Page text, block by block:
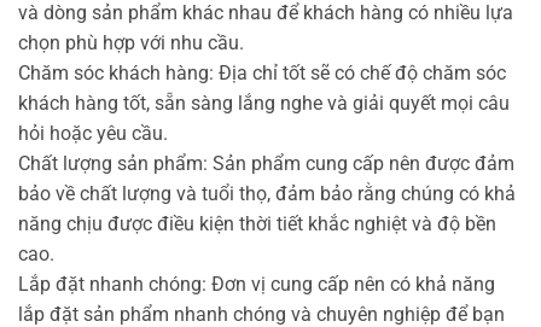
và dòng sản phẩm khác nhau để khách hàng có nhiều lựa
chọn phù hợp với nhu cầu.
Chăm sóc khách hàng: Địa chỉ tốt sẽ có chế độ chăm sóc
khách hàng tốt, sẵn sàng lắng nghe và giải quyết mọi câu
hỏi hoặc yêu cầu.
Chất lượng sản phẩm: Sản phẩm cung cấp nên được đảm
bảo về chất lượng và tuổi thọ, đảm bảo rằng chúng có khả
năng chịu được điều kiện thời tiết khắc nghiệt và độ bền
cao.
Lắp đặt nhanh chóng: Đơn vị cung cấp nên có khả năng
lắp đặt sản phẩm nhanh chóng và chuyên nghiệp để bạn